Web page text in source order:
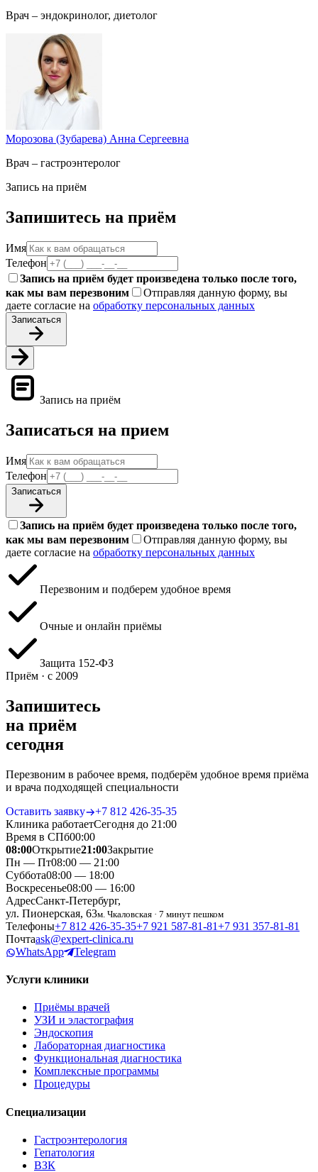
Врач – эндокринолог, диетолог
Морозова (Зубарева) Анна Сергеевна
Врач – гастроэнтеролог
Запись на приём
Запишитесь на приём
Имя
Телефон
Запись на приём будет произведена только после того,
как мы вам перезвоним
Отправляя данную форму, вы
даете согласие на обработку персональных данных
Записаться
Запись на приём
Записаться на прием
Имя
Телефон
Записаться
Запись на приём будет произведена только после того,
как мы вам перезвоним
Отправляя данную форму, вы
даете согласие на обработку персональных данных
Перезвоним и подберем удобное время
Очные и онлайн приёмы
Защита 152‑ФЗ
Приём · с 2009
Запишитесь
на приём
сегодня
Перезвоним в рабочее время, подберём удобное время приёма
и врача подходящей специальности
Оставить заявку
+7 812 426‑35‑35
Клиника работаетСегодня до 21:00
Время в СПб00:00
08:00Открытие21:00Закрытие
Пн — Пт08:00 — 21:00
Суббота08:00 — 18:00
Воскресенье08:00 — 16:00
АдресСанкт-Петербург,
ул. Пионерская, 63м. Чкаловская · 7 минут пешком
Телефоны+7 812 426‑35‑35+7 921 587‑81‑81+7 931 357‑81‑81
Почтаask@expert-clinica.ru
WhatsApp
Telegram
Услуги клиники
Приёмы врачей
УЗИ и эластография
Эндоскопия
Лабораторная диагностика
Функциональная диагностика
Комплексные программы
Процедуры
Специализации
Гастроэнтерология
Гепатология
ВЗК